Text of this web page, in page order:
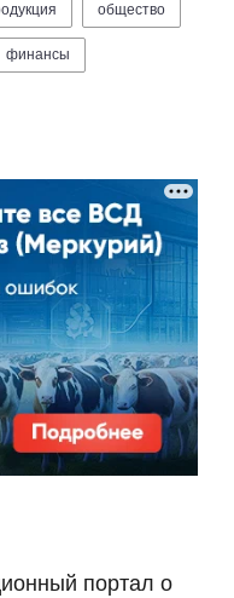
общество
финансы
портал о